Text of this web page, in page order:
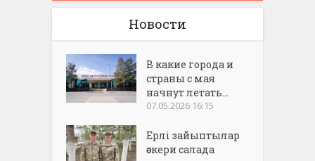
Новости
В какие города и
страны с мая
начнут летать...
07.05.2026 16:15
Ерлі зайыптылар
әскери салада